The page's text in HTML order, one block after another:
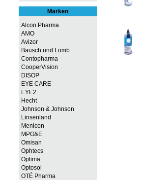
Marken
Alcon Pharma
AMO
Avizor
Bausch und Lomb
Contopharma
CooperVision
DISOP
EYE CARE
EYE2
Hecht
Johnson & Johnson
Linsenland
Menicon
MPG&E
Omisan
Ophtecs
Optima
Optosol
OTÉ Pharma